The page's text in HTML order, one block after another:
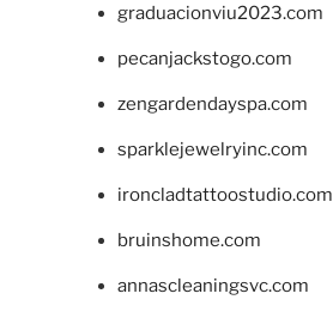
graduacionviu2023.com
pecanjackstogo.com
zengardendayspa.com
sparklejewelryinc.com
ironcladtattoostudio.com
bruinshome.com
annascleaningsvc.com